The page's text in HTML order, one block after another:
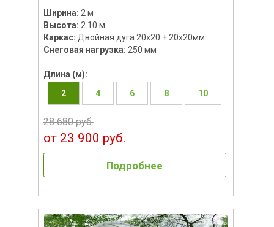
Ширина: 2 м
Высота: 2.10 м
Каркас: Двойная дуга 20х20 + 20х20мм
Снеговая нагрузка: 250 мм
Длина (м):
2
4 6 8 10
28 680 руб.
от 23 900 руб.
Подробнее